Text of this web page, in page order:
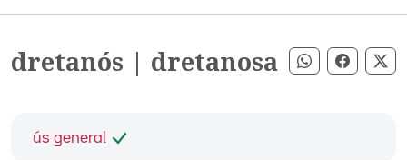
dretanós | dretanosa Compartir
ús general